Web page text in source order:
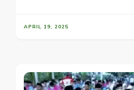
APRIL 19, 2025